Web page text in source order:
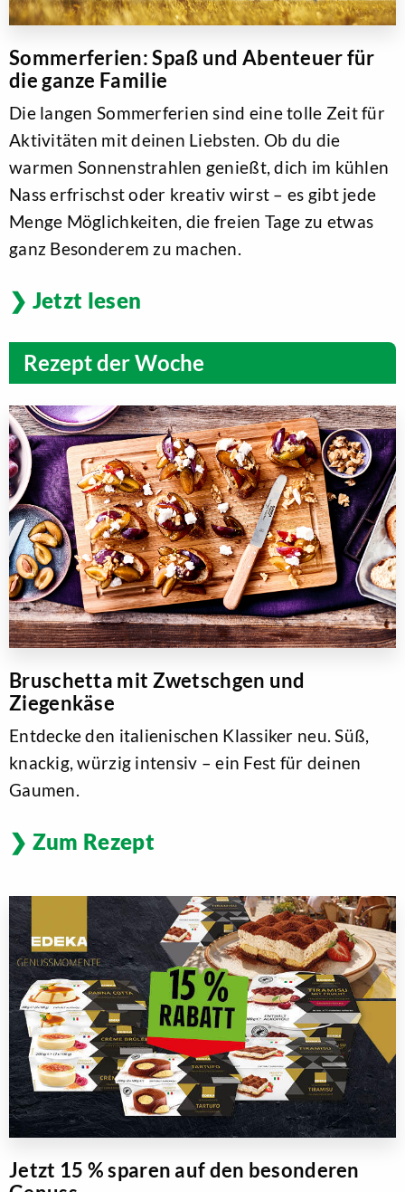
Sommerferien: Spaß und Abenteuer für
die ganze Familie
Die langen Sommerferien sind eine tolle Zeit für
Aktivitäten mit deinen Liebsten. Ob du die
warmen Sonnenstrahlen genießt, dich im kühlen
Nass erfrischst oder kreativ wirst – es gibt jede
Menge Möglichkeiten, die freien Tage zu etwas
ganz Besonderem zu machen.
Jetzt lesen
Rezept der Woche
Bruschetta mit Zwetschgen und
Ziegenkäse
Entdecke den italienischen Klassiker neu. Süß,
knackig, würzig intensiv – ein Fest für deinen
Gaumen.
Zum Rezept
Jetzt 15 % sparen auf den besonderen